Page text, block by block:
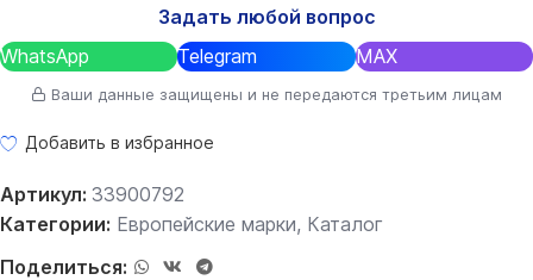
Задать любой вопрос
WhatsApp
Telegram MAX
Ваши данные защищены и не передаются третьим лицам
Добавить в избранное
Артикул: 33900792
Категории: Европейские марки, Каталог
Поделиться: